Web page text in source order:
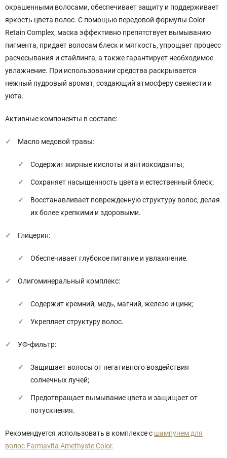
окрашенными волосами, обеспечивает защиту и поддерживает
яркость цвета волос. С помощью передовой формулы Color
Retain Complex, маска эффективно препятствует вымыванию
пигмента, придает волосам блеск и мягкость, упрощает процесс
расчесывания и стайлинга, а также гарантирует необходимое
увлажнение. При использовании средства раскрывается
нежный пудровый аромат, создающий атмосферу свежести и
уюта.
Активные компоненты в составе:
Масло медовой травы:
Содержит жирные кислоты и антиоксиданты;
Сохраняет насыщенность цвета и естественный блеск;
Восстанавливает поврежденную структуру волос, делая
их более крепкими и здоровыми.
Глицерин:
Обеспечивает глубокое питание и увлажнение.
Олигоминеральный комплекс:
Содержит кремний, медь, магний, железо и цинк;
Укрепляет структуру волос.
УФ-фильтр:
Защищает волосы от негативного воздействия
солнечных лучей;
Предотвращает вымывание цвета и защищает от
потускнения.
Рекомендуется использовать в комплексе с шампунем для
волос Farmavita Amethyste Color.